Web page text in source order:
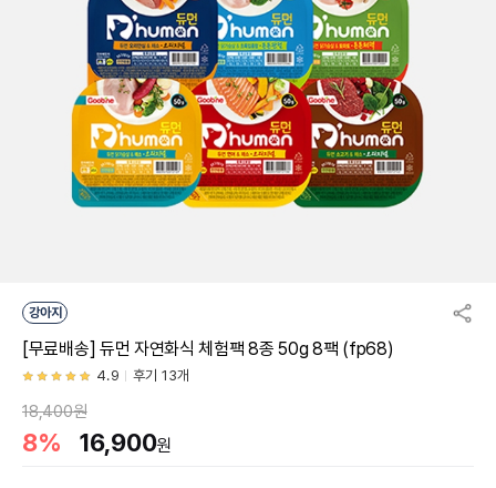
강아지
[무료배송] 듀먼 자연화식 체험팩 8종 50g 8팩 (fp68)
4.9 후기 13개
18,400원
8% 16,900원